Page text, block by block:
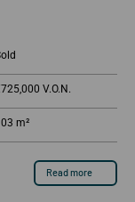
Sold
€725,000
103 m²
Read more